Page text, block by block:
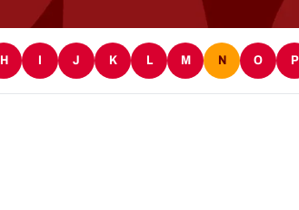
H I J K L M N O P